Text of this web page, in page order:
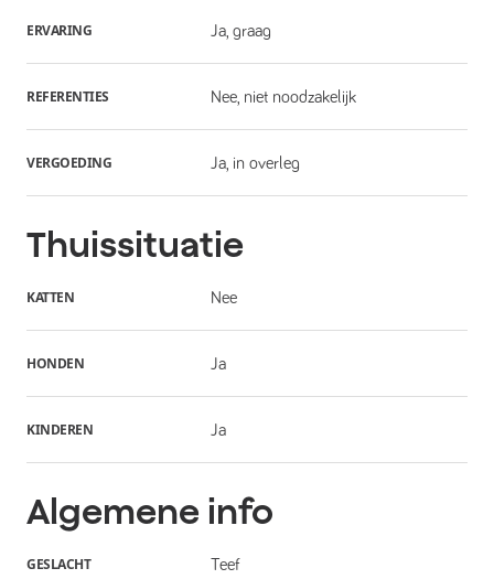
ERVARING Ja, graag
REFERENTIES Nee, niet noodzakelijk
VERGOEDING Ja, in overleg
Thuissituatie
KATTEN Nee
HONDEN Ja
KINDEREN Ja
Algemene info
GESLACHT Teef